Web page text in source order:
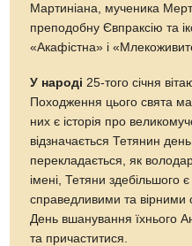
Мартиніана, мученика
преподобну Євпраксію та
«Акафістна» і
У народі 25-того січня
Походження цього свята
них є історія про
відзначається Тетянин
перекладається, як
імені, Тетяни здебільшого
справедливими та вірними
День вшанування їхнього
та причаститися.